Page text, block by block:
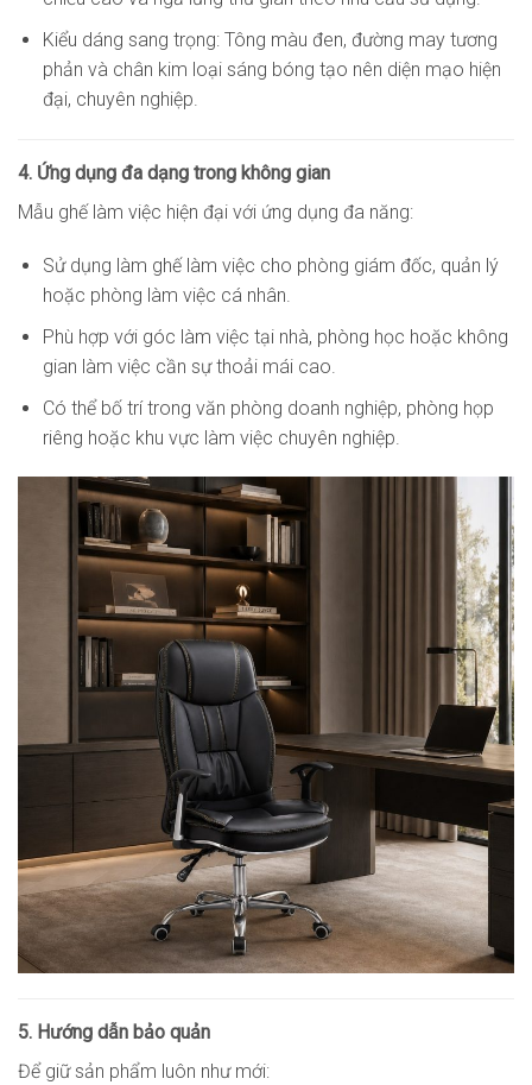
Kiểu dáng sang trọng: Tông màu đen, đường may tương
phản và chân kim loại sáng bóng tạo nên diện mạo hiện
đại, chuyên nghiệp.
4. Ứng dụng đa dạng trong không gian
Mẫu ghế làm việc hiện đại với ứng dụng đa năng:
Sử dụng làm ghế làm việc cho phòng giám đốc, quản lý
hoặc phòng làm việc cá nhân.
Phù hợp với góc làm việc tại nhà, phòng học hoặc không
gian làm việc cần sự thoải mái cao.
Có thể bố trí trong văn phòng doanh nghiệp, phòng họp
riêng hoặc khu vực làm việc chuyên nghiệp.
5. Hướng dẫn bảo quản
Để giữ sản phẩm luôn như mới: